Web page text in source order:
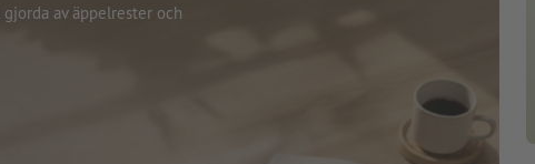
av äppelrester och